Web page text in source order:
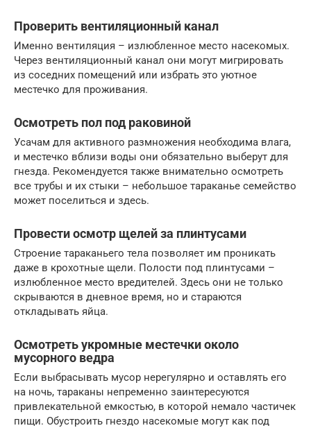
Проверить вентиляционный канал
Именно вентиляция – излюбленное место насекомых.
Через вентиляционный канал они могут мигрировать
из соседних помещений или избрать это уютное
местечко для проживания.
Осмотреть пол под раковиной
Усачам для активного размножения необходима влага,
и местечко вблизи воды они обязательно выберут для
гнезда. Рекомендуется также внимательно осмотреть
все трубы и их стыки – небольшое тараканье семейство
может поселиться и здесь.
Провести осмотр щелей за плинтусами
Строение тараканьего тела позволяет им проникать
даже в крохотные щели. Полости под плинтусами –
излюбленное место вредителей. Здесь они не только
скрываются в дневное время, но и стараются
откладывать яйца.
Осмотреть укромные местечки около
мусорного ведра
Если выбрасывать мусор нерегулярно и оставлять его
на ночь, тараканы непременно заинтересуются
привлекательной емкостью, в которой немало частичек
пищи. Обустроить гнездо насекомые могут как под